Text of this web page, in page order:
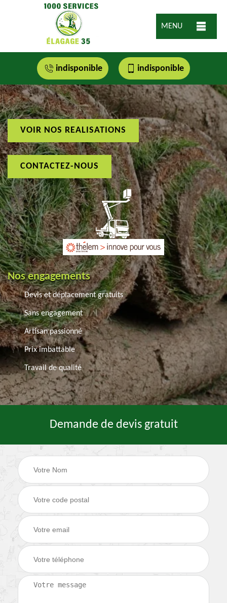
MENU
indisponible indisponible
VOIR NOS REALISATIONS
CONTACTEZ-NOUS
Nos engagements
Devis et déplacement gratuits
Sans engagement
Artisan passionné
Prix imbattable
Travail de qualité
Demande de devis gratuit